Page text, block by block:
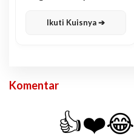
Ikuti Kuisnya ➔
Komentar
👍❤️😂